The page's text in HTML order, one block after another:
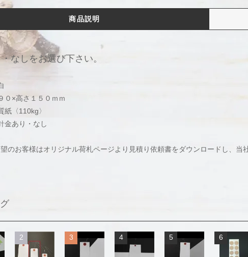
商品説明
なしをお選び下さい。
０×高さ１５０ｍｍ
紙〈110kg〉
金あり・なし
のお客様はオリジナル荷札ページより見積り依頼書をダウンロードし、当
2 3 4 5 6